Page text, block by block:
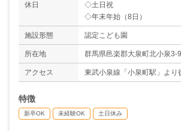
休日
◇土日祝
◇年末年始（8日）
施設形態 認定こども園
所在地 群馬県邑楽郡大泉町北小泉3-
アクセス 東武小泉線「小泉町駅」より
特徴
新卒OK 未経験OK 土日休み